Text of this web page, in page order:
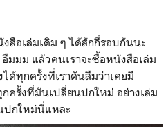
สือเล่มเดิม ๆ ได้สักกี่รอบกันนะ
มม แล้วคนเราจะซื้อหนังสือเล่ม
ได้ทุกครั้งที่เราดันลืมว่าเคยมี
ครั้งที่มันเปลี่ยนปกใหม่ อย่างเล่ม
ปกใหม่นี่แหละ